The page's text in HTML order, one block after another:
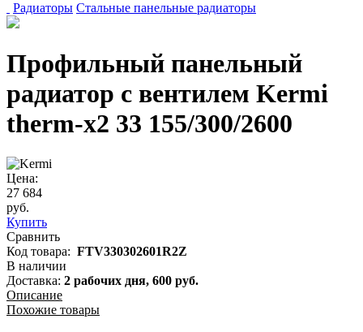
Радиаторы Стальные панельные радиаторы
Профильный панельный
радиатор с вентилем Kermi
therm-x2 33 155/300/2600
Цена:
27 684
руб.
Купить
Сравнить
Код товара: FTV330302601R2Z
В наличии
Доставка: 2 рабочих дня, 600 руб.
Описание
Похожие товары